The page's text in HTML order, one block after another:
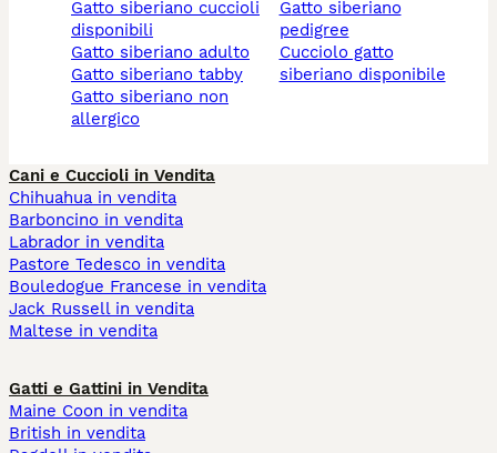
gatto siberiano cuccioli
disponibili
gatto siberiano adulto
gatto siberiano tabby
gatto siberiano non
allergico
gatto siberiano
pedigree
cucciolo gatto
siberiano disponibile
Cani e Cuccioli in Vendita
Chihuahua in vendita
Barboncino in vendita
Labrador in vendita
Pastore Tedesco in vendita
Bouledogue Francese in vendita
Jack Russell in vendita
Maltese in vendita
Gatti e Gattini in Vendita
Maine Coon in vendita
British in vendita